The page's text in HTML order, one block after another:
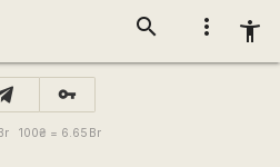
more_vert accessibility_new
search
vpn_key
100₴ = 6.65 Br